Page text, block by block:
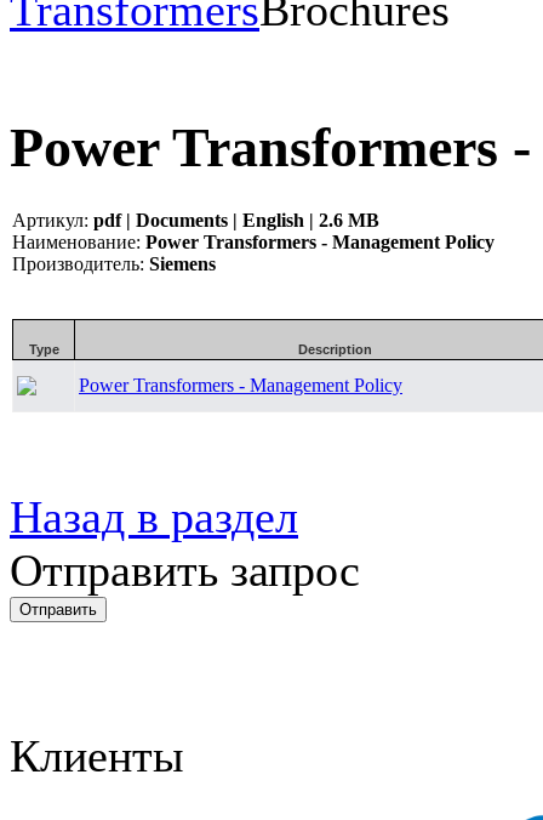
Power Transformers
Артикул: pdf | Documents | English | 2.6 MB
Наименование: Power Transformers - Management Policy
Производитель: Siemens
Type Description
Power Transformers - Management Policy
Назад в раздел
Отправить запрос
Клиенты